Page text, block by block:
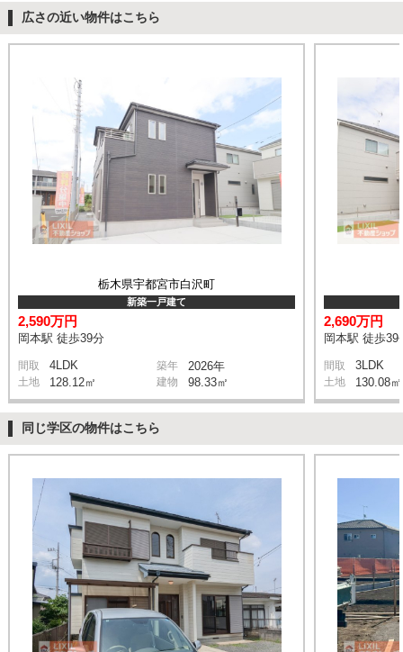
広さの近い物件はこちら
栃木県宇都宮市白沢町
新築一戸建て
2,590万円
岡本駅 徒歩39分
間取 4LDK 築年 2026年
土地 128.12㎡ 建物 98.33㎡
2,690万円
岡本駅 徒歩39
間取 3LDK
土地 130.08㎡
同じ学区の物件はこちら